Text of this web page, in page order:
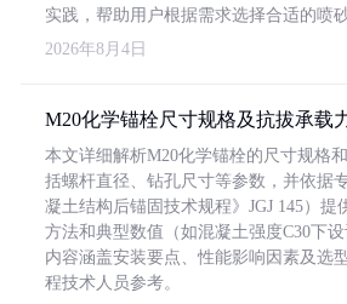
实践，帮助用户根据需求选择合适的喷砂
2026年8月4日
M20化学锚栓尺寸规格及抗拔承载
本文详细解析M20化学锚栓的尺寸规格
括螺杆直径、钻孔尺寸等参数，并依据
凝土结构后锚固技术规程》JGJ 145）提
方法和典型数值（如混凝土强度C30下设
内容涵盖安装要点、性能影响因素及选
程技术人员参考。